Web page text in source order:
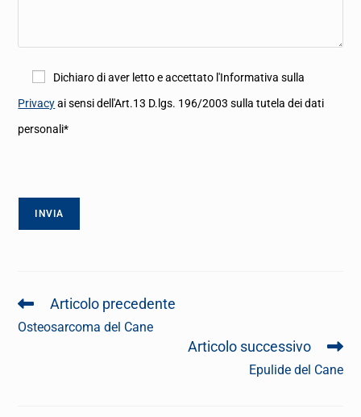
Dichiaro di aver letto e accettato l'Informativa sulla
Privacyai sensi dell'Art.13 D.lgs. 196/2003 sulla tutela dei dati
personali*
Articolo precedente
Osteosarcoma del Cane
Articolo successivo
Epulide del Cane